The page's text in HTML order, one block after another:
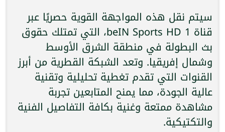
سيتم نقل هذه المواجهة القوية حصريًا عبر
قناة beIN Sports HD 1، التي تمتلك حقوق
بث البطولة في منطقة الشرق الأوسط
وشمال إفريقيا. وتعد الشبكة القطرية من أبرز
القنوات التي تقدم تغطية تحليلية وتقنية
عالية الجودة، مما يمنح المتابعين تجربة
مشاهدة ممتعة وغنية بكافة التفاصيل الفنية
والتكتيكية.